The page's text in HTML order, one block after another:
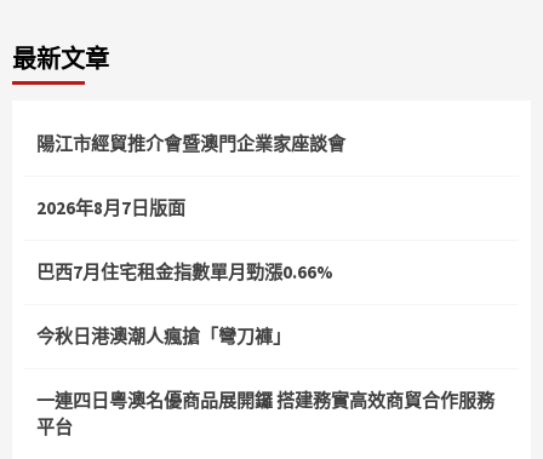
最新文章
陽江市經貿推介會暨澳門企業家座談會
2026年8月7日版面
巴西7月住宅租金指數單月勁漲0.66%
今秋日港澳潮人瘋搶「彎刀褲」
一連四日粵澳名優商品展開鑼 搭建務實高效商貿合作服務
平台